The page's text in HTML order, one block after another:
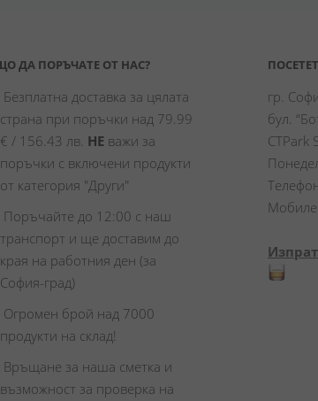
ДА ПОРЪЧАТЕ ОТ НАС?
Безплатна доставка за цялата
страна при поръчки над 79.99
€ / 156.43 лв. НЕ важи за
поръчки с включени продукти
от категория "Други"
Поръчайте до 12:00 с наш
транспорт и ще доставим до
края на работния ден (за
София-град)
Огромен брой над 7000
продукти на склад!
Връщане за наша сметка и
възможност за проверка на
гр.
бул.
CTPark